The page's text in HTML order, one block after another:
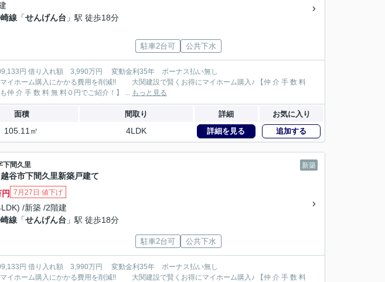
線 「せんげん台 」駅 徒歩18分
駐車2台可 公共下水
138万円が大関建設では無 料！】 【本物件以外でも仲 介 手 数 料 無 料０円でご紹介！】 ... もっと見る
面積 間取り 詳細 お気に入り
105.11㎡ 4LDK 詳細を見る 追加する
新築
下間久里
越谷市下間久里新築戸建て
7月27日 値下げ
/新築 /2階建
線 「せんげん台 」駅 徒歩18分
駐車2台可 公共下水